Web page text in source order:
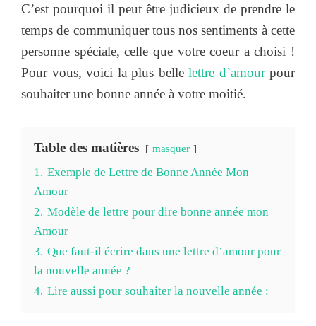
C’est pourquoi il peut être judicieux de prendre le
temps de communiquer tous nos sentiments à cette
personne spéciale, celle que votre coeur a choisi !
Pour vous, voici la plus belle lettre d’amourpour
souhaiter une bonne année à votre moitié.
Table des matières masquer
1. Exemple de Lettre de Bonne Année Mon
Amour
2. Modèle de lettre pour dire bonne année mon
Amour
3. Que faut-il écrire dans une lettre d’amour pour
la nouvelle année ?
4. Lire aussi pour souhaiter la nouvelle année :